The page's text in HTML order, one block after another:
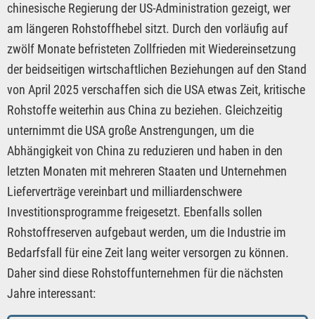
chinesische Regierung der US-Administration gezeigt, wer
am längeren Rohstoffhebel sitzt. Durch den vorläufig auf
zwölf Monate befristeten Zollfrieden mit Wiedereinsetzung
der beidseitigen wirtschaftlichen Beziehungen auf den Stand
von April 2025 verschaffen sich die USA etwas Zeit, kritische
Rohstoffe weiterhin aus China zu beziehen. Gleichzeitig
unternimmt die USA große Anstrengungen, um die
Abhängigkeit von China zu reduzieren und haben in den
letzten Monaten mit mehreren Staaten und Unternehmen
Lieferverträge vereinbart und milliardenschwere
Investitionsprogramme freigesetzt. Ebenfalls sollen
Rohstoffreserven aufgebaut werden, um die Industrie im
Bedarfsfall für eine Zeit lang weiter versorgen zu können.
Daher sind diese Rohstoffunternehmen für die nächsten
Jahre interessant: